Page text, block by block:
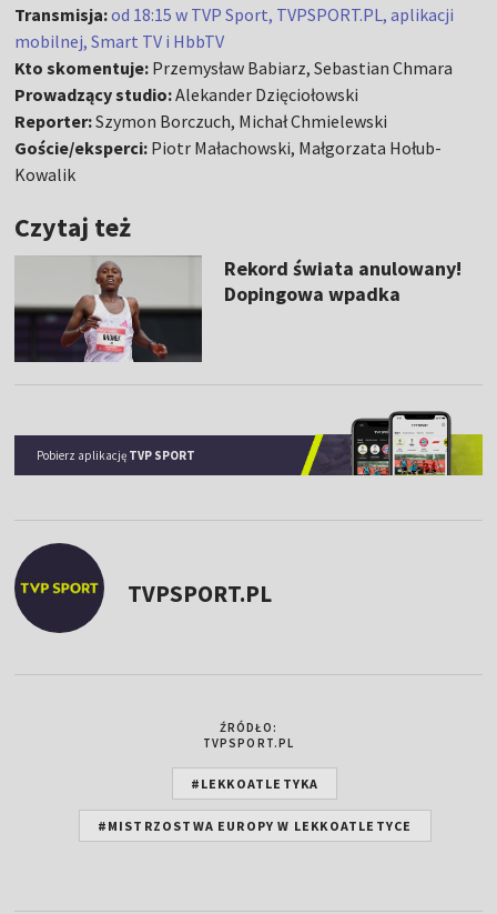
Transmisja:od 18:15 w TVP Sport, TVPSPORT.PL, aplikacji
mobilnej, Smart TV i HbbTV
Kto skomentuje: Przemysław Babiarz, Sebastian Chmara
Prowadzący studio:Alekander Dzięciołowski
Reporter:Szymon Borczuch, Michał Chmielewski
Goście/eksperci: Piotr Małachowski, Małgorzata Hołub-
Kowalik
Czytaj też
Rekord świata anulowany!
Dopingowa wpadka
Pobierz aplikację TVP SPORT
TVPSPORT.PL
ŹRÓDŁO:
TVPSPORT.PL
#LEKKOATLETYKA
#MISTRZOSTWA EUROPY W LEKKOATLETYCE